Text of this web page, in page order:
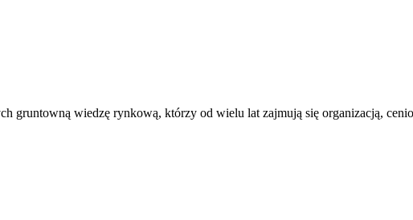
gruntowną wiedzę rynkową, którzy od wielu lat zajmują się organizacją,